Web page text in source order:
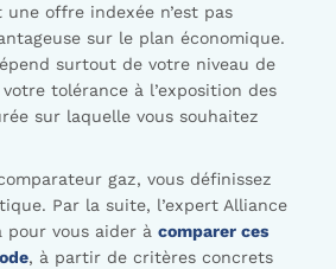
offre indexée n’est pas
sur le plan économique.
surtout de votre niveau de
tolérance à l’exposition des
sur laquelle vous souhaitez
gaz, vous définissez
Par la suite, l’expert Alliance
pour vous aider à comparer ces
, à partir de critères concrets